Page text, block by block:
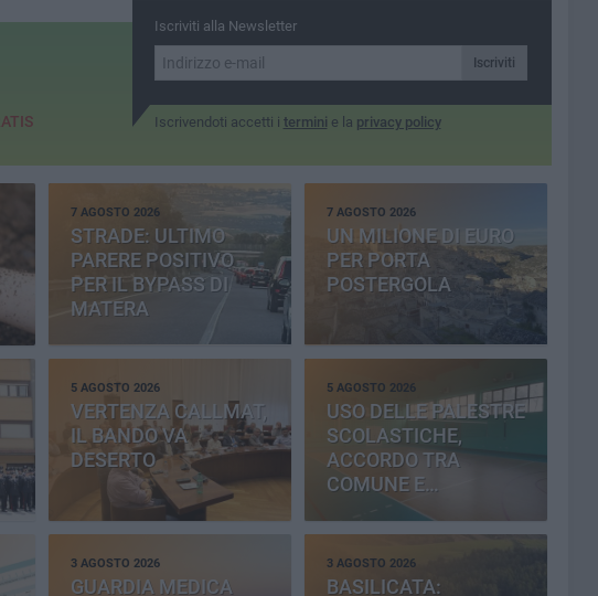
Iscriviti alla Newsletter
Iscriviti
Iscrivendoti accetti i termini e la privacy policy
7 AGOSTO 2026
STRADE: ULTIMO
PARERE POSITIVO
PER IL BYPASS DI
MATERA
7 AGOSTO 2026
UN MILIONE DI EURO
PER PORTA
POSTERGOLA
5 AGOSTO 2026
VERTENZA CALLMAT,
IL BANDO VA
DESERTO
5 AGOSTO 2026
USO DELLE PALESTRE
SCOLASTICHE,
ACCORDO TRA
COMUNE E
PROVINCIA
3 AGOSTO 2026
GUARDIA MEDICA
3 AGOSTO 2026
BASILICATA: